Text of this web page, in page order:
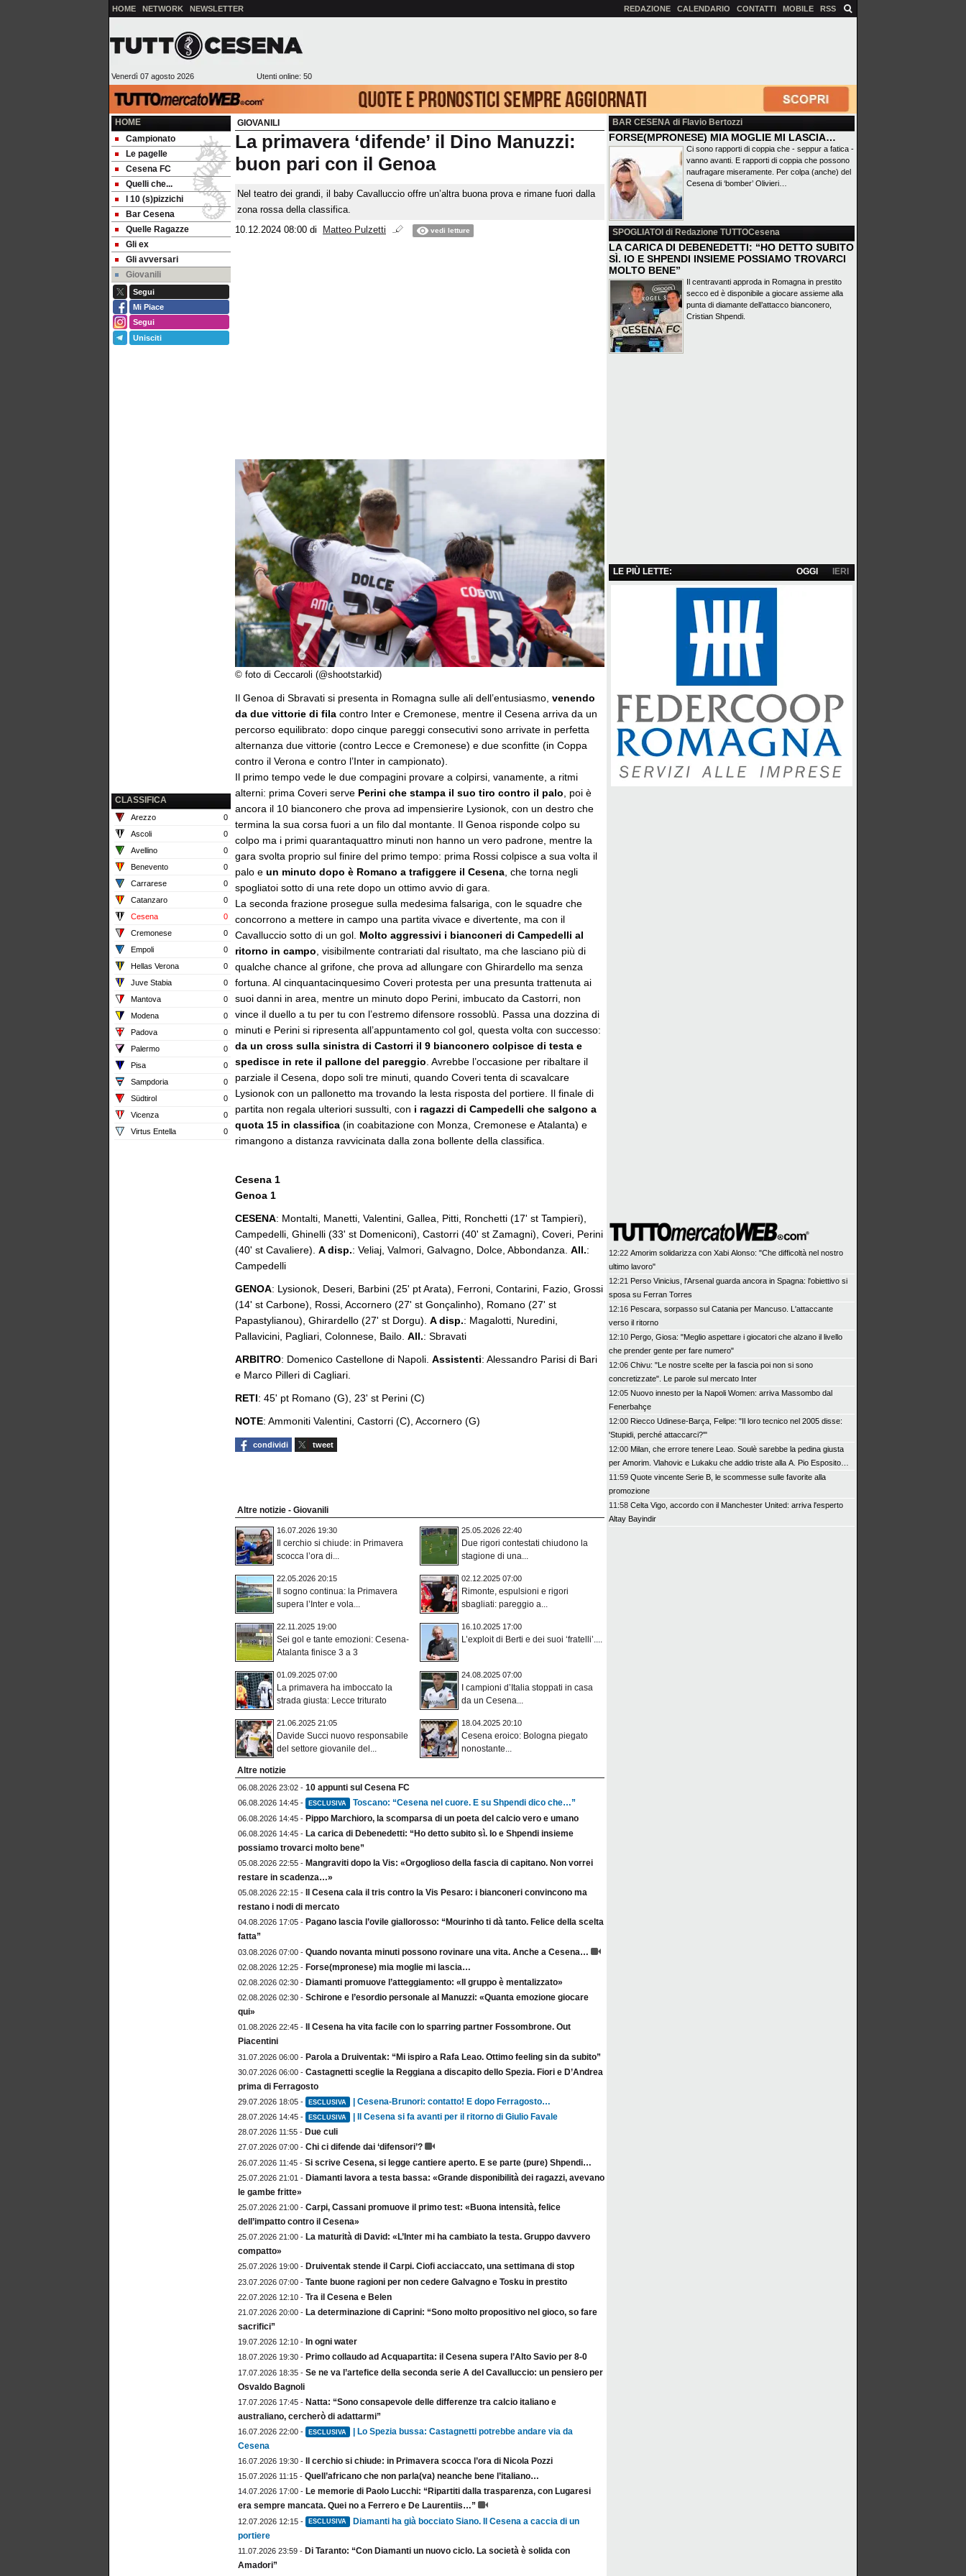
HOME NETWORK NEWSLETTER REDAZIONE CALENDARIO CONTATTI MOBILE RSS
Venerdì 07 agosto 2026 Utenti online: 50
HOME
Campionato
Le pagelle
Cesena FC
Quelli che...
I 10 (s)pizzichi
Bar Cesena
Quelle Ragazze
Gli ex
Gli avversari
Giovanili
Segui
Mi Piace
Segui
Unisciti
CLASSIFICA
Arezzo
0
Ascoli
0
Avellino
0
Benevento
0
Carrarese
0
Catanzaro
0
Cesena
0
Cremonese
0
Empoli
0
Hellas Verona
0
Juve Stabia
0
Mantova
0
Modena
0
Padova
0
Palermo
0
Pisa
0
Sampdoria
0
Südtirol
0
Vicenza
0
Virtus Entella
0
GIOVANILI
La primavera ‘difende’ il Dino Manuzzi:
buon pari con il Genoa
Nel teatro dei grandi, il baby Cavalluccio offre un’altra buona prova e rimane fuori dalla
zona rossa della classifica.
10.12.2024 08:00 di Matteo Pulzetti vedi letture
© foto di Ceccaroli (@shootstarkid)
Il Genoa di Sbravati si presenta in Romagna sulle ali dell’entusiasmo, venendo
da due vittorie di fila contro Inter e Cremonese, mentre il Cesena arriva da un
percorso equilibrato: dopo cinque pareggi consecutivi sono arrivate in perfetta
alternanza due vittorie (contro Lecce e Cremonese) e due sconfitte (in Coppa
contro il Verona e contro l’Inter in campionato).
Il primo tempo vede le due compagini provare a colpirsi, vanamente, a ritmi
alterni: prima Coveri serve Perini che stampa il suo tiro contro il palo , poi è
ancora il 10 bianconero che prova ad impensierire Lysionok, con un destro che
termina la sua corsa fuori a un filo dal montante. Il Genoa risponde colpo su
colpo ma i primi quarantaquattro minuti non hanno un vero padrone, mentre la
gara svolta proprio sul finire del primo tempo: prima Rossi colpisce a sua volta il
palo e un minuto dopo è Romano a trafiggere il Cesena , che torna negli
spogliatoi sotto di una rete dopo un ottimo avvio di gara.
La seconda frazione prosegue sulla medesima falsariga, con le squadre che
concorrono a mettere in campo una partita vivace e divertente, ma con il
Cavalluccio sotto di un gol. Molto aggressivi i bianconeri di Campedelli al
ritorno in campo , visibilmente contrariati dal risultato, ma che lasciano più di
qualche chance al grifone, che prova ad allungare con Ghirardello ma senza
fortuna. Al cinquantacinquesimo Coveri protesta per una presunta trattenuta ai
suoi danni in area, mentre un minuto dopo Perini, imbucato da Castorri, non
vince il duello a tu per tu con l’estremo difensore rossoblù. Passa una dozzina di
minuti e Perini si ripresenta all’appuntamento col gol, questa volta con successo:
da un cross sulla sinistra di Castorri il 9 bianconero colpisce di testa e
spedisce in rete il pallone del pareggio . Avrebbe l’occasione per ribaltare il
parziale il Cesena, dopo soli tre minuti, quando Coveri tenta di scavalcare
Lysionok con un pallonetto ma trovando la lesta risposta del portiere. Il finale di
partita non regala ulteriori sussulti, con i ragazzi di Campedelli che salgono a
quota 15 in classifica (in coabitazione con Monza, Cremonese e Atalanta) e
rimangono a distanza ravvicinata dalla zona bollente della classifica.
Cesena 1
Genoa 1
CESENA: Montalti, Manetti, Valentini, Gallea, Pitti, Ronchetti (17' st Tampieri),
Campedelli, Ghinelli (33' st Domeniconi), Castorri (40' st Zamagni), Coveri, Perini
(40' st Cavaliere). A disp.: Veliaj, Valmori, Galvagno, Dolce, Abbondanza. All.:
Campedelli
GENOA: Lysionok, Deseri, Barbini (25' pt Arata), Ferroni, Contarini, Fazio, Grossi
(14' st Carbone), Rossi, Accornero (27' st Gonçalinho), Romano (27' st
Papastylianou), Ghirardello (27' st Dorgu). A disp.: Magalotti, Nuredini,
Pallavicini, Pagliari, Colonnese, Bailo. All.: Sbravati
ARBITRO: Domenico Castellone di Napoli. Assistenti: Alessandro Parisi di Bari
e Marco Pilleri di Cagliari.
RETI: 45' pt Romano (G), 23' st Perini (C)
NOTE: Ammoniti Valentini, Castorri (C), Accornero (G)
condividi tweet
Altre notizie - Giovanili
16.07.2026 19:30
Il cerchio si chiude: in Primavera
scocca l’ora di...
25.05.2026 22:40
Due rigori contestati chiudono la
stagione di una...
22.05.2026 20:15
Il sogno continua: la Primavera
supera l’Inter e vola...
02.12.2025 07:00
Rimonte, espulsioni e rigori
sbagliati: pareggio a...
22.11.2025 19:00
Sei gol e tante emozioni: Cesena-
Atalanta finisce 3 a 3
16.10.2025 17:00
L’exploit di Berti e dei suoi ‘fratelli’....
01.09.2025 07:00
La primavera ha imboccato la
strada giusta: Lecce triturato
24.08.2025 07:00
I campioni d’Italia stoppati in casa
da un Cesena...
21.06.2025 21:05
Davide Succi nuovo responsabile
del settore giovanile del...
18.04.2025 20:10
Cesena eroico: Bologna piegato
nonostante...
Altre notizie
06.08.2026 23:02 - 10 appunti sul Cesena FC
06.08.2026 14:45 - ESCLUSIVA Toscano: “Cesena nel cuore. E su Shpendi dico che…”
06.08.2026 14:45 - Pippo Marchioro, la scomparsa di un poeta del calcio vero e umano
06.08.2026 14:45 - La carica di Debenedetti: “Ho detto subito sì. Io e Shpendi insieme
possiamo trovarci molto bene”
05.08.2026 22:55 - Mangraviti dopo la Vis: «Orgoglioso della fascia di capitano. Non vorrei
restare in scadenza…»
05.08.2026 22:15 -
Il Cesena cala il tris contro la Vis Pesaro: i bianconeri convincono ma
restano i nodi di mercato
04.08.2026 17:05 - Pagano lascia l’ovile giallorosso: “Mourinho ti dà tanto. Felice della scelta
fatta”
03.08.2026 07:00 - Quando novanta minuti possono rovinare una vita. Anche a Cesena…
02.08.2026 12:25 - Forse(mpronese) mia moglie mi lascia…
02.08.2026 02:30 - Diamanti promuove l’atteggiamento: «Il gruppo è mentalizzato»
02.08.2026 02:30 - Schirone e l’esordio personale al Manuzzi: «Quanta emozione giocare
qui»
01.08.2026 22:45 -
Il Cesena ha vita facile con lo sparring partner Fossombrone. Out
Piacentini
31.07.2026 06:00 - Parola a Druiventak: “Mi ispiro a Rafa Leao. Ottimo feeling sin da subito”
30.07.2026 06:00 - Castagnetti sceglie la Reggiana a discapito dello Spezia. Fiori e D’Andrea
prima di Ferragosto
29.07.2026 18:05 - ESCLUSIVA | Cesena-Brunori: contatto! E dopo Ferragosto…
28.07.2026 14:45 - ESCLUSIVA | Il Cesena si fa avanti per il ritorno di Giulio Favale
28.07.2026 11:55 - Due culi
27.07.2026 07:00 - Chi ci difende dai ‘difensori’?
26.07.2026 11:45 - Si scrive Cesena, si legge cantiere aperto. E se parte (pure) Shpendi…
25.07.2026 21:01 - Diamanti lavora a testa bassa: «Grande disponibilità dei ragazzi, avevano
le gambe fritte»
25.07.2026 21:00 - Carpi, Cassani promuove il primo test: «Buona intensità, felice
dell’impatto contro il Cesena»
25.07.2026 21:00 - La maturità di David: «L’Inter mi ha cambiato la testa. Gruppo davvero
compatto»
25.07.2026 19:00 - Druiventak stende il Carpi. Ciofi acciaccato, una settimana di stop
23.07.2026 07:00 - Tante buone ragioni per non cedere Galvagno e Tosku in prestito
22.07.2026 12:10 - Tra il Cesena e Belen
21.07.2026 20:00 - La determinazione di Caprini: “Sono molto propositivo nel gioco, so fare
sacrifici”
19.07.2026 12:10 - In ogni water
18.07.2026 19:30 - Primo collaudo ad Acquapartita: il Cesena supera l’Alto Savio per 8-0
17.07.2026 18:35 - Se ne va l’artefice della seconda serie A del Cavalluccio: un pensiero per
Osvaldo Bagnoli
17.07.2026 17:45 - Natta: “Sono consapevole delle differenze tra calcio italiano e
australiano, cercherò di adattarmi”
16.07.2026 22:00 - ESCLUSIVA
| Lo Spezia bussa: Castagnetti potrebbe andare via da
Cesena
16.07.2026 19:30 - Il cerchio si chiude: in Primavera scocca l’ora di Nicola Pozzi
15.07.2026 11:15 - Quell’africano che non parla(va) neanche bene l’italiano…
14.07.2026 17:00 - Le memorie di Paolo Lucchi: “Ripartiti dalla trasparenza, con Lugaresi
era sempre mancata. Quei no a Ferrero e De Laurentiis…”
12.07.2026 12:15 - ESCLUSIVA
Diamanti ha già bocciato Siano. Il Cesena a caccia di un
portiere
11.07.2026 23:59 - Di Taranto: “Con Diamanti un nuovo ciclo. La società è solida con
Amadori”
BAR CESENA di Flavio Bertozzi
FORSE(MPRONESE) MIA MOGLIE MI LASCIA…
Ci sono rapporti di coppia che - seppur a fatica -
vanno avanti. E rapporti di coppia che possono
naufragare miseramente. Per colpa (anche) del
Cesena di ‘bomber’ Olivieri…
SPOGLIATOI di Redazione TUTTOCesena
LA CARICA DI DEBENEDETTI: “HO DETTO SUBITO
SÌ. IO E SHPENDI INSIEME POSSIAMO TROVARCI
MOLTO BENE”
Il centravanti approda in Romagna in prestito
secco ed è disponibile a giocare assieme alla
punta di diamante dell’attacco bianconero,
Cristian Shpendi.
LE PIÙ LETTE: IERI
OGGI
12:22 Amorim solidarizza con Xabi Alonso: "Che difficoltà nel nostro
ultimo lavoro"
12:21 Perso Vinicius, l'Arsenal guarda ancora in Spagna: l'obiettivo si
sposa su Ferran Torres
12:16 Pescara, sorpasso sul Catania per Mancuso. L'attaccante
verso il ritorno
12:10 Pergo, Giosa: "Meglio aspettare i giocatori che alzano il livello
che prender gente per fare numero"
12:06 Chivu: "Le nostre scelte per la fascia poi non si sono
concretizzate". Le parole sul mercato Inter
12:05 Nuovo innesto per la Napoli Women: arriva Massombo dal
Fenerbahçe
12:00 Riecco Udinese-Barça, Felipe: "Il loro tecnico nel 2005 disse:
'Stupidi, perché attaccarci?'"
12:00 Milan, che errore tenere Leao. Soulè sarebbe la pedina giusta
per Amorim. Vlahovic e Lukaku che addio triste alla A. Pio Esposito
può spostare il valore dell’Inter. Cosa chiedo a Zola
11:59 Quote vincente Serie B, le scommesse sulle favorite alla
promozione
11:58 Celta Vigo, accordo con il Manchester United: arriva l'esperto
Altay Bayindir